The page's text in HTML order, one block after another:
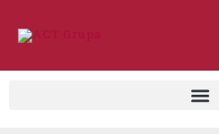
content